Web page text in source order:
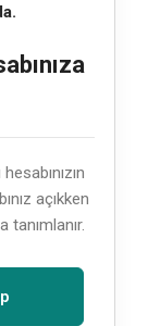
açıkken
tanımlanır.